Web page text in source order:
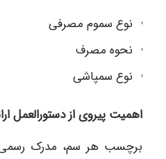
نوع سموم مصرفی
نحوه مصرف
نوع سمپاشی
اهمیت پیروی از دستورالعمل
برچسب هر سم، مدرک رسمی